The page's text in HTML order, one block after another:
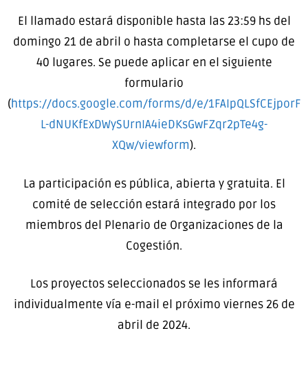
El llamado estará disponible hasta las 23:59 hs del
domingo 21 de abril o hasta completarse el cupo de
40 lugares. Se puede aplicar en el siguiente
formulario
(https://docs.google.com/forms/d/e/1FAIpQLSfCEjporF
L-dNUKfExDWySUrnIA4ieDKsGwFZqr2pTe4g-
XQw/viewform).
La participación es pública, abierta y gratuita. El
comité de selección estará integrado por los
miembros del Plenario de Organizaciones de la
Cogestión.
Los proyectos seleccionados se les informará
individualmente vía e-mail el próximo viernes 26 de
abril de 2024.